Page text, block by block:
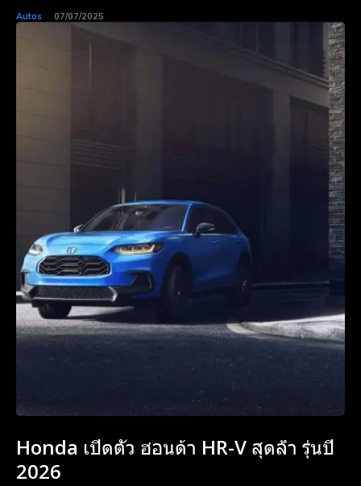
Autos 07/07/2025
Honda เปีดตัว ฮอนด้า HR-V สุดล้ำ รุ่นปี
2026